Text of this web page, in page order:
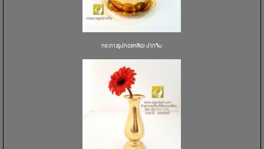
กระถางธูปทองเหลือง ปากจีบ